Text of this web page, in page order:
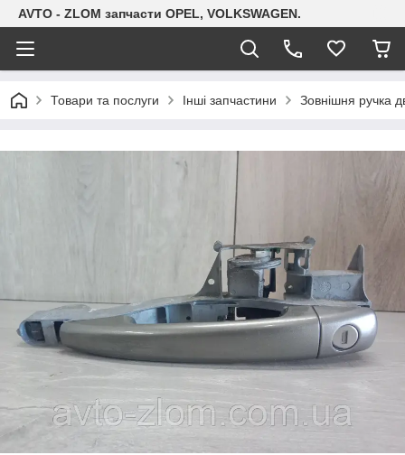
AVTO - ZLOM запчасти OPEL, VOLKSWAGEN.
Товари та послуги Інші запчастини Зовнішня ручка